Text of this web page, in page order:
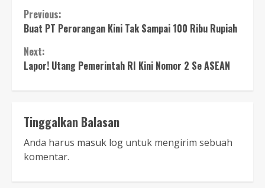
Continue
Reading
Previous:
Buat PT Perorangan Kini Tak Sampai 100 Ribu Rupiah
Next:
Lapor! Utang Pemerintah RI Kini Nomor 2 Se ASEAN
Tinggalkan Balasan
Anda harus masuk log untuk mengirim sebuah
komentar.